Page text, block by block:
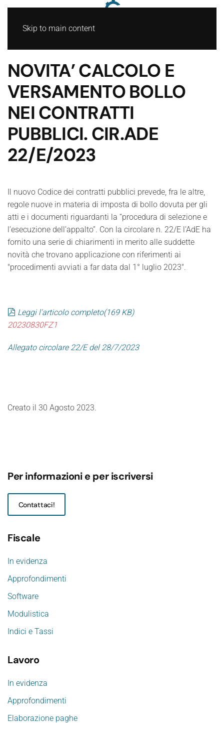
Skip to main content
NOVITA’ CALCOLO E
VERSAMENTO BOLLO
NEI CONTRATTI
PUBBLICI. CIR.ADE
22/E/2023
Il nuovo Codice dei contratti pubblici prevede, fra le altre,
regole nuove in materia di imposta di bollo dovuta per gli
atti e i documenti riguardanti la “procedura di selezione e
l’esecuzione dell’appalto”. Con la circolare n. 22/E l'AdE ha
fornito una serie di chiarimenti in merito alle suddette
novità che trovano applicazione con riferimenti ai
"procedimenti avviati a far data dal 1° luglio 2023".
pdf
Leggi l'articolo completo(169 KB)
20230830FZ1
Allegato circolare 22/E del 28/7/2023
Creato il 30 Agosto 2023.
Per informazioni e per iscriversi
Contattaci!
Fiscale
In evidenza
Approfondimenti
Software
Modulistica
Indici e Tassi
Lavoro
In evidenza
Approfondimenti
Elaborazione paghe